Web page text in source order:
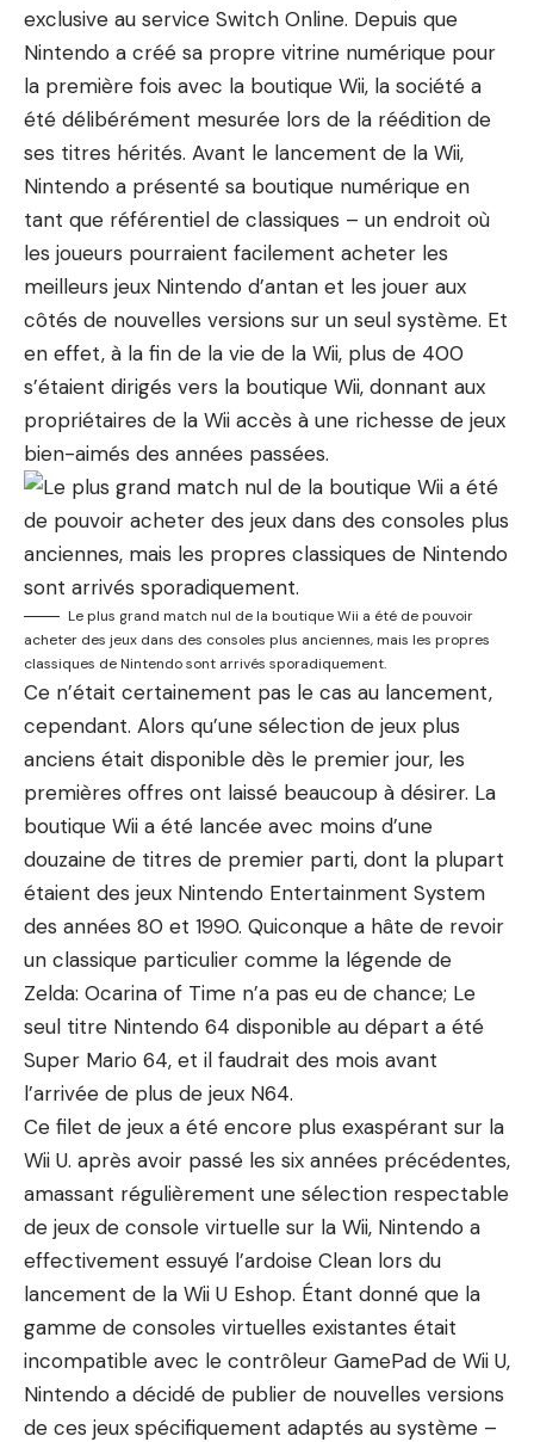
exclusive au service Switch Online. Depuis que
Nintendo a créé sa propre vitrine numérique pour
la première fois avec la boutique Wii, la société a
été délibérément mesurée lors de la réédition de
ses titres hérités. Avant le lancement de la Wii,
Nintendo a présenté sa boutique numérique en
tant que référentiel de classiques – un endroit où
les joueurs pourraient facilement acheter les
meilleurs jeux Nintendo d’antan et les jouer aux
côtés de nouvelles versions sur un seul système. Et
en effet, à la fin de la vie de la Wii, plus de 400
s’étaient dirigés vers la boutique Wii, donnant aux
propriétaires de la Wii accès à une richesse de jeux
bien-aimés des années passées.
Le plus grand match nul de la boutique Wii a été de pouvoir
acheter des jeux dans des consoles plus anciennes, mais les propres
classiques de Nintendo sont arrivés sporadiquement.
Ce n’était certainement pas le cas au lancement,
cependant. Alors qu’une sélection de jeux plus
anciens était disponible dès le premier jour, les
premières offres ont laissé beaucoup à désirer. La
boutique Wii a été lancée avec moins d’une
douzaine de titres de premier parti, dont la plupart
étaient des jeux Nintendo Entertainment System
des années 80 et 1990. Quiconque a hâte de revoir
un classique particulier comme la légende de
Zelda: Ocarina of Time n’a pas eu de chance; Le
seul titre Nintendo 64 disponible au départ a été
Super Mario 64, et il faudrait des mois avant
l’arrivée de plus de jeux N64.
Ce filet de jeux a été encore plus exaspérant sur la
Wii U. après avoir passé les six années précédentes,
amassant régulièrement une sélection respectable
de jeux de console virtuelle sur la Wii, Nintendo a
effectivement essuyé l’ardoise Clean lors du
lancement de la Wii U Eshop. Étant donné que la
gamme de consoles virtuelles existantes était
incompatible avec le contrôleur GamePad de Wii U,
Nintendo a décidé de publier de nouvelles versions
de ces jeux spécifiquement adaptés au système –